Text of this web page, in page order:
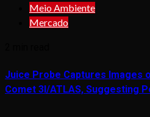
Meio Ambiente
Mercado
Juice Probe Captures Images
Comet 3I/ATLAS, Suggesting